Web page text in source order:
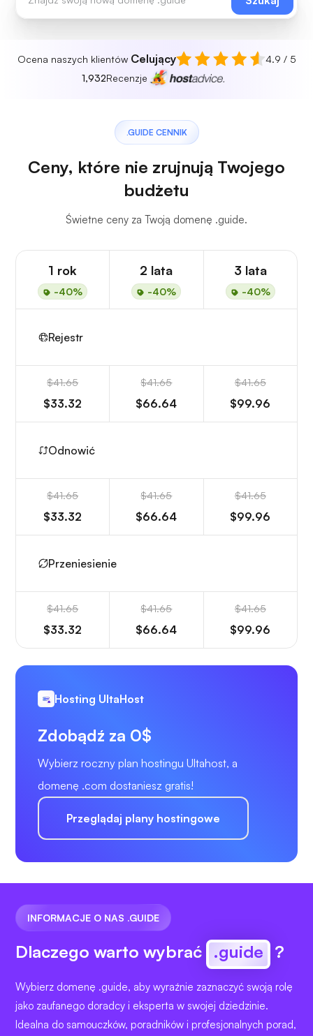
Ocena naszych klientów Celujący
4.9 / 5
1,932Recenzje
.GUIDE CENNIK
Ceny, które nie zrujnują Twojego
budżetu
Świetne ceny za Twoją domenę .guide.
1 rok
-40%
2 lata
-40%
3 lata
-40%
Rejestr
$41.65
$33.32
$41.65
$66.64
$41.65
$99.96
Odnowić
$41.65
$33.32
$41.65
$66.64
$41.65
$99.96
Przeniesienie
$41.65
$33.32
$41.65
$66.64
$41.65
$99.96
Hosting UltaHost
Zdobądź za 0$
Wybierz roczny plan hostingu Ultahost, a
domenę .com dostaniesz gratis!
Przeglądaj plany hostingowe
INFORMACJE O NAS .GUIDE
Dlaczego warto wybrać .guide ?
Wybierz domenę .guide, aby wyraźnie zaznaczyć swoją rolę
jako zaufanego doradcy i eksperta w swojej dziedzinie.
Idealna do samouczków, poradników i profesjonalnych porad,